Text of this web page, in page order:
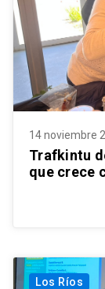
14 noviembre
Trafkintu
que crece
Los Ríos